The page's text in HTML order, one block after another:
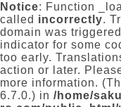
Notice: Function
called incorrectly.
domain was
indicator for some
too early.
action or later.
more information.
6.7.0.) in /home/